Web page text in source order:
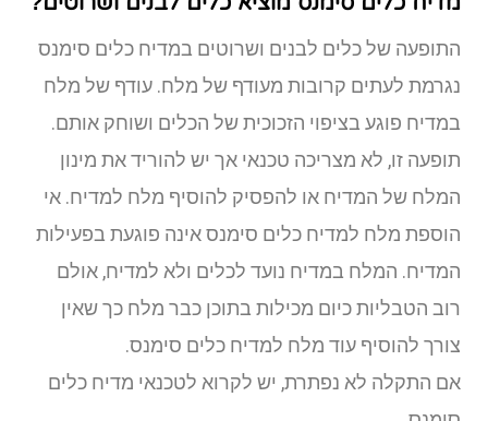
התופעה של כלים לבנים ושרוטים במדיח כלים סימנס
נגרמת לעתים קרובות מעודף של מלח. עודף של מלח
במדיח פוגע בציפוי הזכוכית של הכלים ושוחק אותם.
תופעה זו, לא מצריכה טכנאי אך יש להוריד את מינון
המלח של המדיח או להפסיק להוסיף מלח למדיח. אי
הוספת מלח למדיח כלים סימנס אינה פוגעת בפעילות
המדיח. המלח במדיח נועד לכלים ולא למדיח, אולם
רוב הטבליות כיום מכילות בתוכן כבר מלח כך שאין
צורך להוסיף עוד מלח למדיח כלים סימנס.
אם התקלה לא נפתרת, יש לקרוא לטכנאי מדיח כלים